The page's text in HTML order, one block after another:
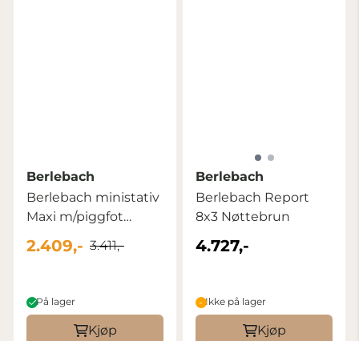
Berlebach
Berlebach ministativ
Maxi m/piggfot
Kamuflasje ...
2.409,- 3.411,-
På lager
Kjøp
Berlebach
Berlebach Report
8x3 Nøttebrun
4.727,-
Ikke på lager
Kjøp